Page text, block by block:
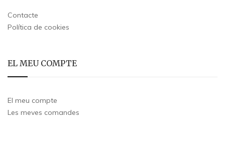
Contacte
Política de cookies
EL MEU COMPTE
El meu compte
Les meves comandes